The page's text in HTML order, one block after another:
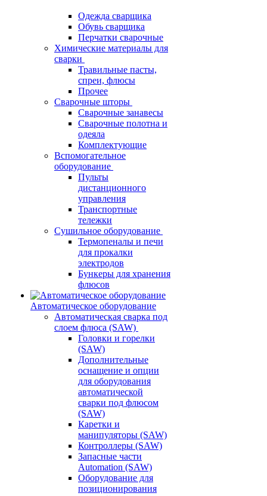
Одежда сварщика
Обувь сварщика
Перчатки сварочные
Химические материалы для
сварки
Травильные пасты,
спреи, флюсы
Прочее
Сварочные шторы
Сварочные занавесы
Сварочные полотна и
одеяла
Комплектующие
Вспомогательное
оборудование
Пульты
дистанционного
управления
Транспортные
тележки
Сушильное оборудование
Термопеналы и печи
для прокалки
электродов
Бункеры для хранения
флюсов
Автоматическое оборудование
Автоматическая сварка под
слоем флюса (SAW)
Головки и горелки
(SAW)
Дополнительные
оснащение и опции
для оборудования
автоматической
сварки под флюсом
(SAW)
Каретки и
манипуляторы (SAW)
Контроллеры (SAW)
Запасные части
Automation (SAW)
Оборудование для
позиционирования